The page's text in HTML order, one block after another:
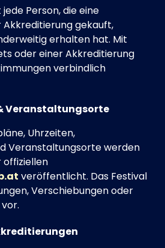
Person, die eine
gekauft,
erhalten hat. Mit
oder einer Akkreditierung
verbindlich
Veranstaltungsorte
Uhrzeiten,
Veranstaltungsorte werden
veröffentlicht. Das Festival
Verschiebungen oder